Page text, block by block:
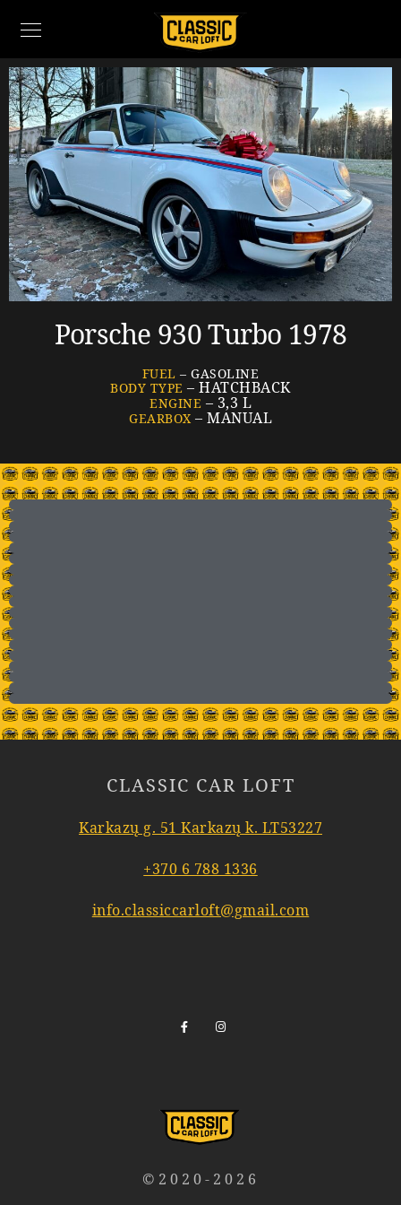
Porsche 930 Turbo 1978
FUEL– GASOLINE
BODY TYPE – HATCHBACK
ENGINE – 3,3 L
GEARBOX – MANUAL
CLASSIC CAR LOFT
Karkazų g. 51 Karkazų k. LT53227
+370 6 788 1336
info.classiccarloft@gmail.com
©2020-2026